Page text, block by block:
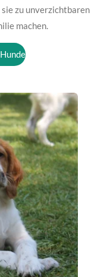
zu unverzichtbaren
machen.